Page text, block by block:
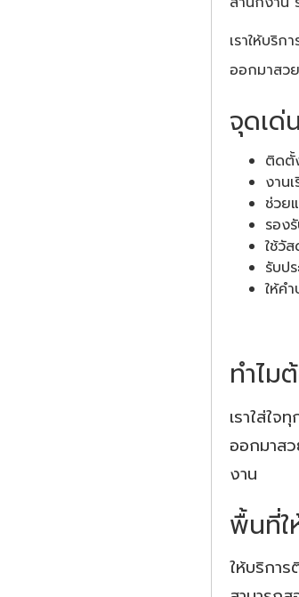
เราให้บริ
ออกมาสว
จุดเด่
ติดตั้
งาน
ช่วย
รอง
ใช้วั
รับป
ให้ค
ทำไม
เราใส่ใ
ออกมาส
งาน
พื้นที่ใ
ให้บริการ